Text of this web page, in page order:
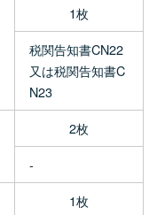
1枚
税関告知書CN22
又は税関告知書C
N23
2枚
-
1枚